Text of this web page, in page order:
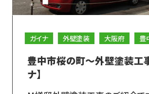
ガイナ 外壁塗装 大阪府 豊
豊中市桜の町～外壁塗装工
ナ】